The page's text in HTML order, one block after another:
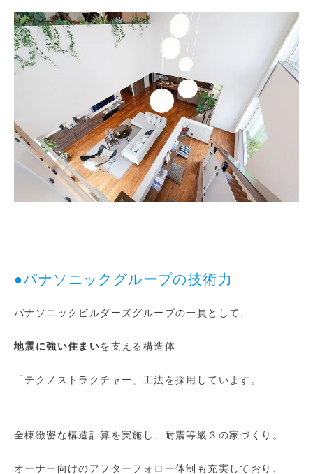
●パナソニックグループの技術力
パナソニックビルダーズグループの一員として、
地震に強い住まいを支える構造体
「テクノストラクチャー」工法を採用しています。
全棟緻密な構造計算を実施し、耐震等級３の家づくり。
オーナー向けのアフターフォロー体制も充実しており、